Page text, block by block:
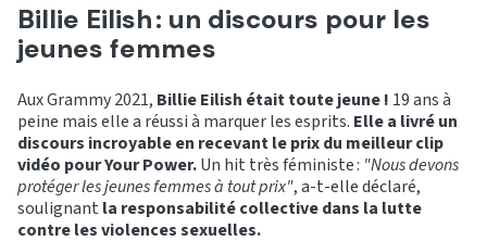
Billie Eilish : un discours pour les
jeunes femmes
Aux Grammy 2021, Billie Eilish était toute jeune ! 19 ans à
peine mais elle a réussi à marquer les esprits. Elle a livré un
discours incroyable en recevant le prix du meilleur clip
vidéo pour Your Power.Un hit très féministe : "Nous devons
protéger les jeunes femmes à tout prix", a-t-elle déclaré,
soulignant la responsabilité collective dans la lutte
contre les violences sexuelles.